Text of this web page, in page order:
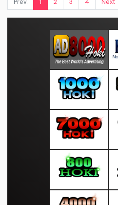
Prev. 1 2 3 4 Next